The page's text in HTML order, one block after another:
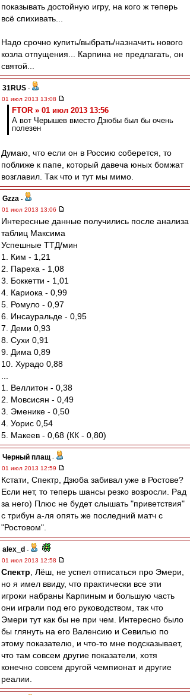
показывать достойную игру, на кого ж теперь
всё спихивать...
Надо срочно купить/выбрать/назначить нового
козла отпущения... Карпина не предлагать, он
святой...
31RUS -
01 июл 2013 13:08
FTOR » 01 июл 2013 13:56
А вот Черышев вместо Дзюбы был бы очень
полезен
Думаю, что если он в Россию соберется, то
поближе к папе, который давеча юных бомжат
возглавил. Так что и тут мы мимо.
Gzza -
01 июл 2013 13:06
Интересные данные получились после анализа
таблиц Максима
Успешные ТТД/мин
1. Ким - 1,21
2. Пареха - 1,08
3. Боккетти - 1,01
4. Кариока - 0,99
5. Ромуло - 0,97
6. Инсауральде - 0,95
7. Деми 0,93
8. Сухи 0,91
9. Дима 0,89
10. Хурадо 0,88
1. Веллитон - 0,38
2. Мовсисян - 0,49
3. Эменике - 0,50
4. Уорис 0,54
5. Макеев - 0,68 (КК - 0,80)
Черный плащ -
01 июл 2013 12:59
Кстати, Спектр, Дзюба забивал уже в Ростове?
Если нет, то теперь шансы резко возросли. Рад
за него) Плюс не будет слышать "приветствия"
с трибун а-ля опять же последний матч с
"Ростовом".
alex_d -
01 июл 2013 12:58
Спектр , Лёш, не успел отписаться про Эмери,
но я имел ввиду, что практически все эти
игроки набраны Карпиным и большую часть
они играли под его руководством, так что
Эмери тут как бы не при чем. Интересно было
бы глянуть на его Валенсию и Севилью по
этому показателю, и что-то мне подсказывает,
что там совсем другие показатели, хотя
конечно совсем другой чемпионат и другие
реалии.